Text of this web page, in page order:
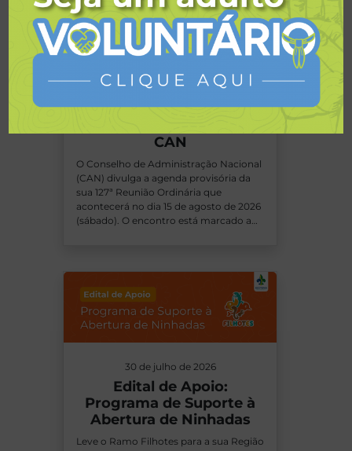
29 de julho de 2026
Agenda provisória da
CAN
O Conselho de Administração Nacional
(CAN) divulga a agenda provisória da
sua 127ª Reunião Ordinária que
acontecerá no dia 15 de agosto de 2026
(sábado). O encontro está marcado a…
30 de julho de 2026
Edital de Apoio:
Programa de Suporte à
Abertura de Ninhadas
Leve o Ramo Filhotes para a sua Região